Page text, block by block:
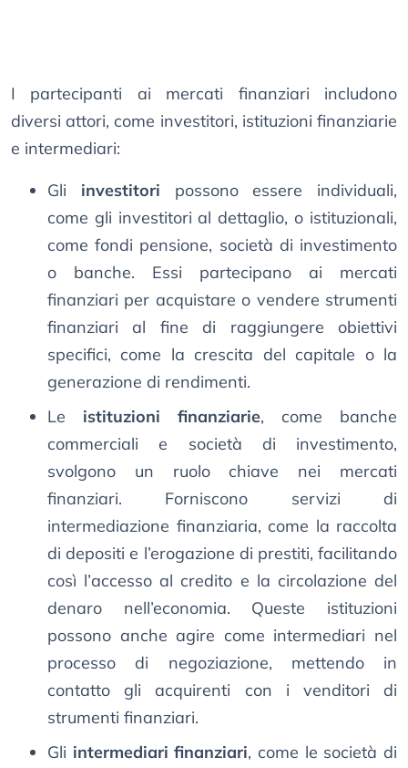
I partecipanti ai mercati finanziari includono
diversi attori, come investitori, istituzioni finanziarie
e intermediari:
Gli investitori possono essere individuali,
come gli investitori al dettaglio, o istituzionali,
come fondi pensione, società di investimento
o banche. Essi partecipano ai mercati
finanziari per acquistare o vendere strumenti
finanziari al fine di raggiungere obiettivi
specifici, come la crescita del capitale o la
generazione di rendimenti.
Le istituzioni finanziarie, come banche
commerciali e società di investimento,
svolgono un ruolo chiave nei mercati
finanziari. Forniscono servizi di
intermediazione finanziaria, come la raccolta
di depositi e l’erogazione di prestiti, facilitando
così l’accesso al credito e la circolazione del
denaro nell’economia. Queste istituzioni
possono anche agire come intermediari nel
processo di negoziazione, mettendo in
contatto gli acquirenti con i venditori di
strumenti finanziari.
Gli intermediari finanziari, come le società di